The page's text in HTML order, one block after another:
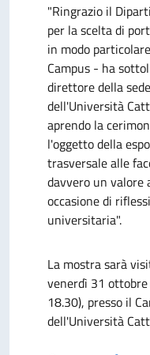
"Ringrazio il
per la scelta di
in modo
Campus - ha
direttore della
dell'Università
aprendo la
l'oggetto della
trasversale alle
davvero un valore
occasione di
universitaria".
La mostra sarà
venerdì 31 ottobre
18.30), presso il
dell'Università